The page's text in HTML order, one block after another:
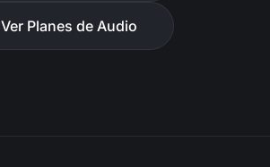
Ver Planes de Audio